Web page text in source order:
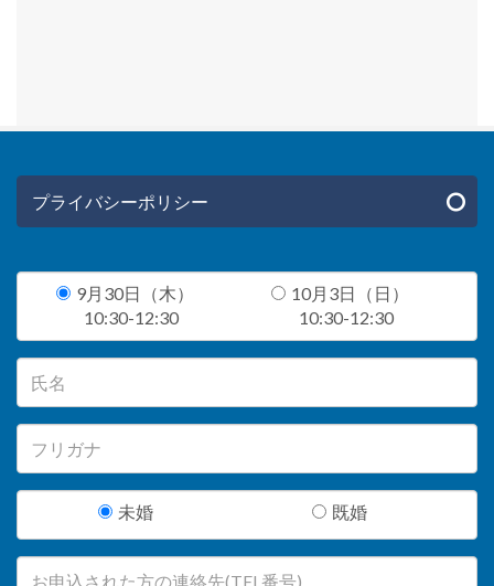
プライバシーポリシー
9月30日（木）
10:30-12:30
10月3日（日）
10:30-12:30
未婚 既婚